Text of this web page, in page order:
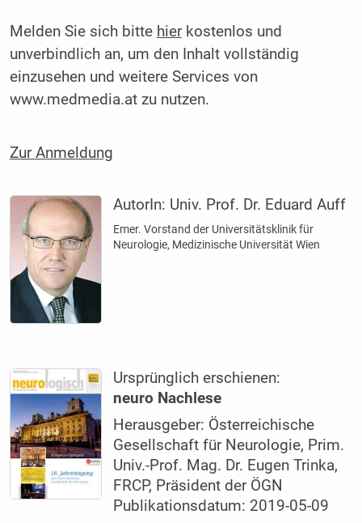
Melden Sie sich bitte hierkostenlos und
unverbindlich an, um den Inhalt vollständig
einzusehen und weitere Services von
www.medmedia.at zu nutzen.
Zur Anmeldung
AutorIn: Univ. Prof. Dr. Eduard Auff
Emer. Vorstand der Universitätsklinik für
Neurologie, Medizinische Universität Wien
Ursprünglich erschienen:
neuro Nachlese
Herausgeber: Österreichische
Gesellschaft für Neurologie, Prim.
Univ.-Prof. Mag. Dr. Eugen Trinka,
FRCP, Präsident der ÖGN
Publikationsdatum: 2019-05-09